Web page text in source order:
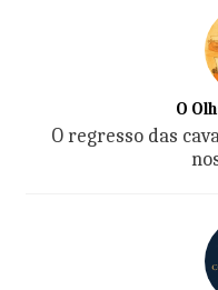
O
O regresso das